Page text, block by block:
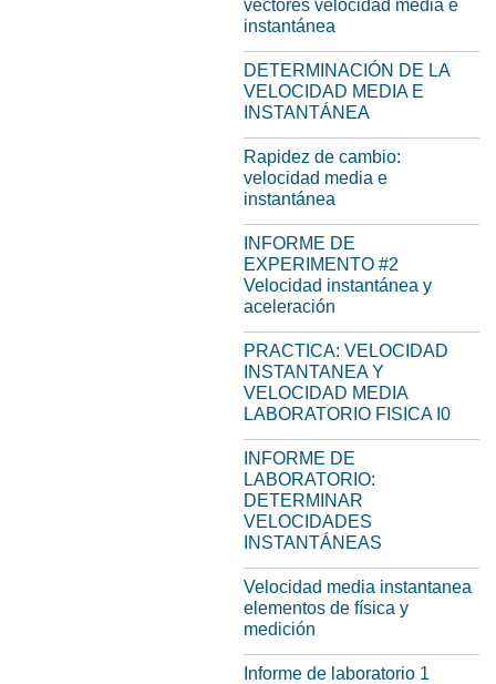
vectores velocidad media e
instantánea
DETERMINACIÓN DE LA
VELOCIDAD MEDIA E
INSTANTÁNEA
Rapidez de cambio:
velocidad media e
instantánea
INFORME DE
EXPERIMENTO #2
Velocidad instantánea y
aceleración
PRACTICA: VELOCIDAD
INSTANTANEA Y
VELOCIDAD MEDIA
LABORATORIO FISICA I0
INFORME DE
LABORATORIO:
DETERMINAR
VELOCIDADES
INSTANTÁNEAS
Velocidad media instantanea
elementos de física y
medición
Informe de laboratorio 1